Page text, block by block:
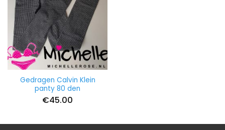
Gedragen Calvin Klein
panty 80 den
€45.00